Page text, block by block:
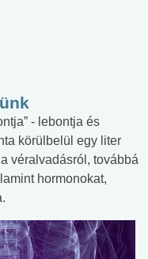
- lebontja és
körülbelül egy liter
véralvadásról, továbbá
hormonokat,